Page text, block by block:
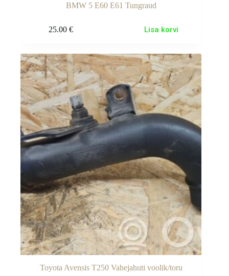
BMW 5 E60 E61 Tungraud
25.00 € Lisa korvi
Toyota Avensis T250 Vahejahuti voolik/toru